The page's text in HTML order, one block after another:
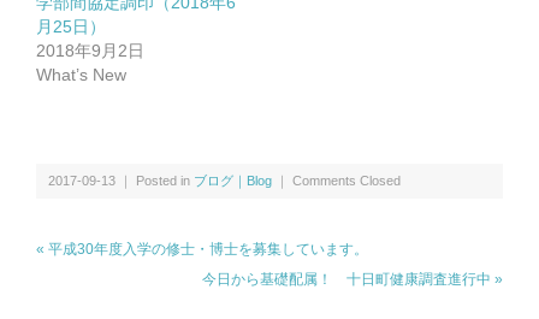
月25日）
2018年9月2日
What’s New
2017-09-13 ｜ Posted in ブログ｜Blog ｜ Comments Closed
« 平成30年度入学の修士・博士を募集しています。
今日から基礎配属！ 十日町健康調査進行中 »